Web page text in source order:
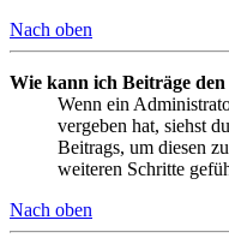
Nach oben
Wie kann ich Beiträge
Wenn ein
vergeben hat, siehst
Beitrags, um diesen
weiteren Schritte
Nach oben